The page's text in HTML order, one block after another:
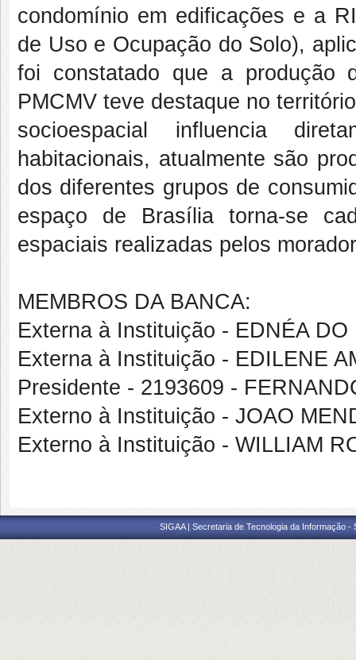
condomínio em edificações e a
de Uso e Ocupação do Solo),
foi constatado que a produção
PMCMV teve destaque no
socioespacial influencia
habitacionais, atualmente são
dos diferentes grupos de
espaço de Brasília torna-se
espaciais realizadas pelos
MEMBROS DA BANCA:
Externa à Instituição - EDNÉA
Externa à Instituição - EDILENE
Presidente - 2193609 -
Externo à Instituição - JOAO
Externo à Instituição - WILLIAM
SIGAA | Secretaria de Tecnologia da Informação